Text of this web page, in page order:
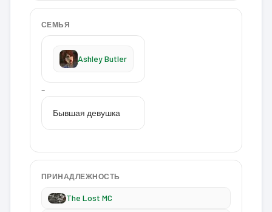
СЕМЬЯ
Ashley Butler
–
Бывшая девушка
ПРИНАДЛЕЖНОСТЬ
The Lost MC